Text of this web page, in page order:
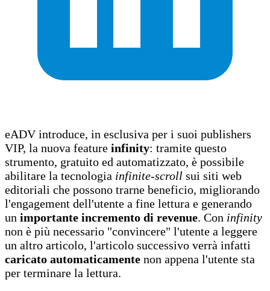
eADV introduce, in esclusiva per i suoi publishers
VIP, la nuova feature infinity: tramite questo
strumento, gratuito ed automatizzato, è possibile
abilitare la tecnologia infinite-scroll sui siti web
editoriali che possono trarne beneficio, migliorando
l'engagement dell'utente a fine lettura e generando
un importante incremento di revenue. Con infinity
non è più necessario "convincere" l'utente a leggere
un altro articolo, l'articolo successivo verrà infatti
caricato automaticamente non appena l'utente sta
per terminare la lettura.